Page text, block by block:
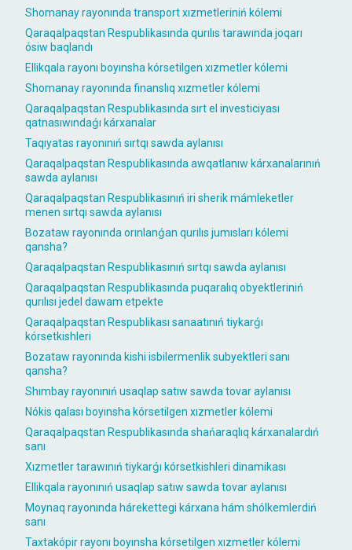
Shomanay rayonında transport xızmetleriniń kólemi
Qaraqalpaqstan Respublikasında qurılıs tarawında joqarı
ósiw baqlandı
Ellikqala rayonı boyınsha kórsetilgen xızmetler kólemi
Shomanay rayonında finanslıq xızmetler kólemi
Qaraqalpaqstan Respublikasında sırt el investiciyası
qatnasıwındaǵı kárxanalar
Taqıyatas rayonınıń sırtqı sawda aylanısı
Qaraqalpaqstan Respublikasında awqatlanıw kárxanalarınıń
sawda aylanısı
Qaraqalpaqstan Respublikasınıń iri sherik mámleketler
menen sırtqı sawda aylanısı
Bozataw rayonında orınlanǵan qurılıs jumısları kólemi
qansha?
Qaraqalpaqstan Respublikasınıń sırtqı sawda aylanısı
Qaraqalpaqstan Respublikasında puqaralıq obyektleriniń
qurılısı jedel dawam etpekte
Qaraqalpaqstan Respublikası sanaatınıń tiykarǵı
kórsetkishleri
Bozataw rayonında kishi isbilermenlik subyektleri sanı
qansha?
Shımbay rayonınıń usaqlap satıw sawda tovar aylanısı
Nókis qalası boyınsha kórsetilgen xızmetler kólemi
Qaraqalpaqstan Respublikasında shańaraqlıq kárxanalardıń
sanı
Xızmetler tarawınıń tiykarǵı kórsetkishleri dinamikası
Ellikqala rayonınıń usaqlap satıw sawda tovar aylanısı
Moynaq rayonında hárekettegi kárxana hám shólkemlerdiń
sanı
Taxtakópir rayonı boyınsha kórsetilgen xızmetler kólemi